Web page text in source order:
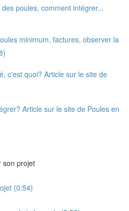
poules, comment intégrer...
minimum, factures, observer la
c'est quoi? Article sur le site de
Article sur le site de Poules en
son projet
(0:54)